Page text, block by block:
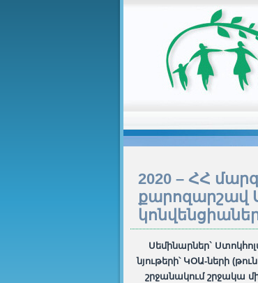
2020 – ՀՀ
քարոզարշավ
Սեմինարներ`
նյութերի՝ ԿՕԱ-ների
շրջանակում շրջակա